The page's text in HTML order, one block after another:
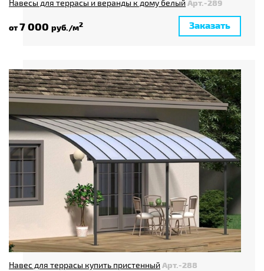
Навесы для террасы и веранды к дому белыйАрт.-289
от7 000 руб./м2 Заказать
Навес для террасы купить пристенныйАрт.-288